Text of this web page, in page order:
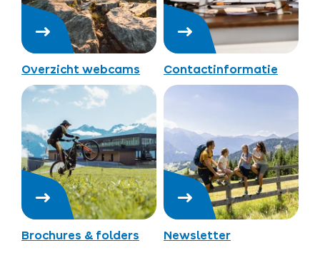
Overzicht webcams Contactinformatie
Brochures & folders Newsletter